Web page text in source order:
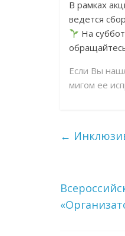
В рамках
ведется
На
Если Вы
мигом ее
←